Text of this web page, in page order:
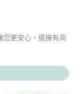
您更安心，還擁有高